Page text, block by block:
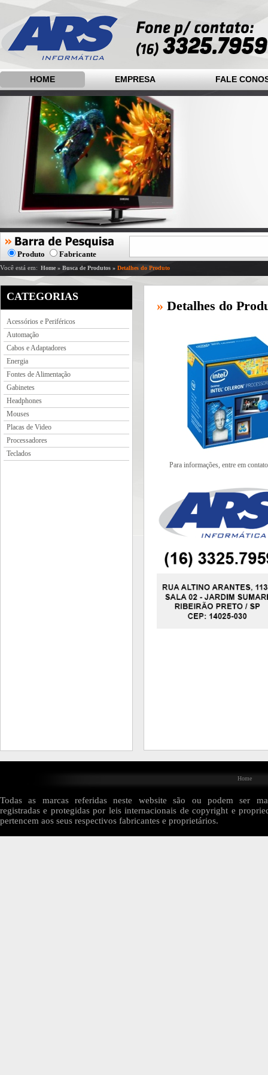
HOME EMPRESA FALE
Produto Fabricante
Você está em: Home » Busca de Produtos » Detalhes do Produto
CATEGORIAS
Acessórios e Periféricos
Automação
Cabos e Adaptadores
Energia
Fontes de Alimentação
Gabinetes
Headphones
Mouses
Placas de Video
Processadores
Teclados
» Detalhes do
Para informações, entre em
Home
Todas as marcas referidas neste website são ou podem ser
registradas e protegidas por leis internacionais de copyright e
pertencem aos seus respectivos fabricantes e proprietários.